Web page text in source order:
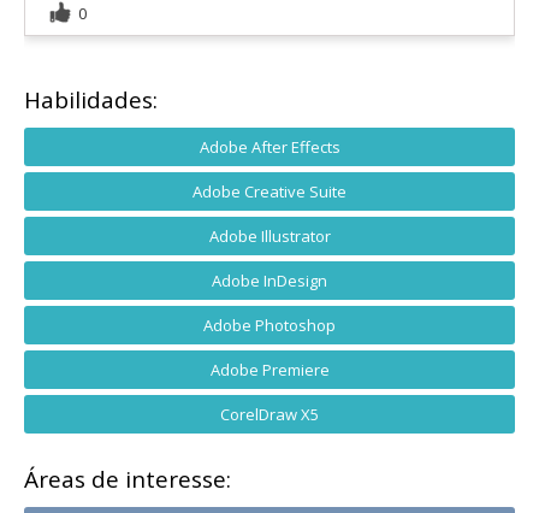
0
Habilidades:
Adobe After Effects
Adobe Creative Suite
Adobe Illustrator
Adobe InDesign
Adobe Photoshop
Adobe Premiere
CorelDraw X5
Áreas de interesse: